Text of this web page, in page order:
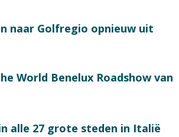
naar Golfregio opnieuw uit
World Benelux Roadshow van
alle 27 grote steden in Italië